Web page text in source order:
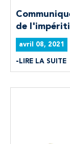
de
avril 08, 2021
LIRE LA SUITE